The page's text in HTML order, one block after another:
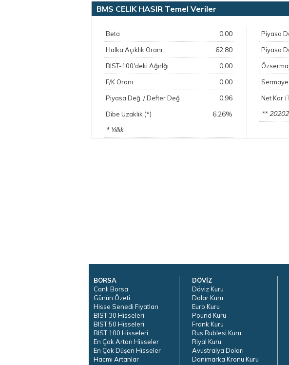
BMS CELIK HASIR Temel Veriler
Beta 0,00
Halka Açıklık Oranı 62,80
BIST-100'deki Ağırlğı 0,00
F/K Oranı 0,00
Piyasa Değ. / Defter Değ 0,96
Dibe Uzaklık (*)
6,26%
* Yıllık
Piyasa
Piyasa
Sermaye
Net Kar
**
BORSA
Canlı Borsa
Günün Özeti
Hisse Senedi Fiyatları
BIST 30 Hisseleri
BIST 50 Hisseleri
BIST 100 Hisseleri
En Çok Artan Hisseler
En Çok Düşen Hisseler
Hacmi Artanlar
DÖVİZ
Döviz Kuru
Dolar Kuru
Euro Kuru
Pound Kuru
Frank Kuru
Rus Rublesi Kuru
Riyal Kuru
Avustralya Doları
Danimarka Kronu Kuru